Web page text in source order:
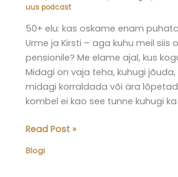
uus podcast
50+ elu: kas oskame enam
Urme ja Kirsti – aga kuhu meil siis
pensionile? Me elame ajal, kus
Midagi on vaja teha, kuhugi
midagi korraldada või ära
kombel ei kao see tunne kuhugi
Elu50pluss
–
Read Post »
Blogi